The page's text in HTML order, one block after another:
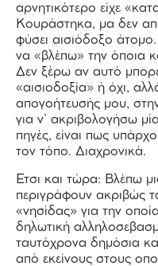
αρνητικότερο είχε
Κουράστηκα, μα δεν
φύσει αισιόδοξο
να «βλέπω» την όποια
Δεν ξέρω αν αυτό
«αισιοδοξία» ή όχι,
απογοήτευσής μου,
για ν’ ακριβολογήσω
πηγές, είναι πως
τον τόπο. Διαχρονικά.
Ετσι και τώρα: Βλέπω
περιγράφουν ακριβώς
«νησίδας» για την
δηλωτική
ταυτόχρονα δημόσια
από εκείνους στους